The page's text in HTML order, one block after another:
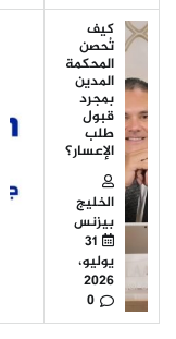
كيف
تُحصن
المحكمة
المدين
بمجرد
قبول
طلب
الإعسار؟
الخليج
بيزنس
31
يوليو،
2026
0